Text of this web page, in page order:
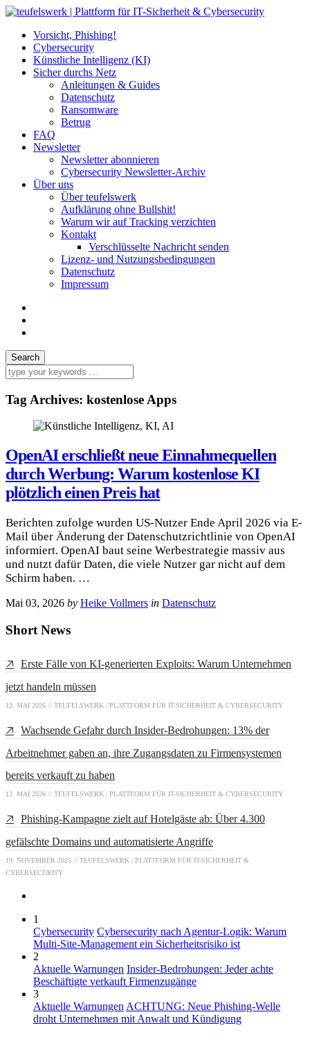
Vorsicht, Phishing!
Cybersecurity
Künstliche Intelligenz (KI)
Sicher durchs Netz
Anleitungen & Guides
Datenschutz
Ransomware
Betrug
FAQ
Newsletter
Newsletter abonnieren
Cybersecurity Newsletter-Archiv
Über uns
Über teufelswerk
Aufklärung ohne Bullshit!
Warum wir auf Tracking verzichten
Kontakt
Verschlüsselte Nachricht senden
Lizenz- und Nutzungsbedingungen
Datenschutz
Impressum
Tag Archives: kostenlose Apps
OpenAI erschließt neue Einnahmequellen
durch Werbung: Warum kostenlose KI
plötzlich einen Preis hat
Berichten zufolge wurden US-Nutzer Ende April 2026 via E-
Mail über Änderung der Datenschutzrichtlinie von OpenAI
informiert. OpenAI baut seine Werbestrategie massiv aus
und nutzt dafür Daten, die viele Nutzer gar nicht auf dem
Schirm haben. …
Mai 03, 2026 by Heike Vollmers in Datenschutz
Short News
Erste Fälle von KI-generierten Exploits: Warum Unternehmen
jetzt handeln müssen
12. MAI 2026 // TEUFELSWERK | PLATTFORM FÜR IT-SICHERHEIT & CYBERSECURITY
Wachsende Gefahr durch Insider-Bedrohungen: 13% der
Arbeitnehmer gaben an, ihre Zugangsdaten zu Firmensystemen
bereits verkauft zu haben
12. MAI 2026 // TEUFELSWERK | PLATTFORM FÜR IT-SICHERHEIT & CYBERSECURITY
Phishing-Kampagne zielt auf Hotelgäste ab: Über 4.300
gefälschte Domains und automatisierte Angriffe
19. NOVEMBER 2025 // TEUFELSWERK | PLATTFORM FÜR IT-SICHERHEIT &
CYBERSECURITY
1
Cybersecurity Cybersecurity nach Agentur-Logik: Warum
Multi-Site-Management ein Sicherheitsrisiko ist
2
Aktuelle Warnungen Insider-Bedrohungen: Jeder achte
Beschäftigte verkauft Firmenzugänge
3
Aktuelle Warnungen ACHTUNG: Neue Phishing-Welle
droht Unternehmen mit Anwalt und Kündigung